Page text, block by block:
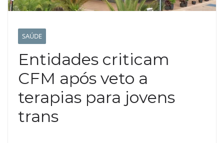
SAÚDE
Entidades criticam
CFM após veto a
terapias para jovens
trans